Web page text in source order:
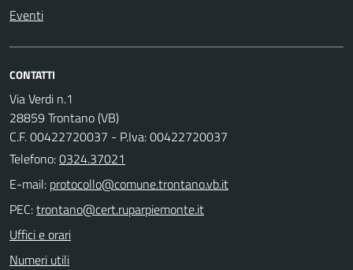
Eventi
CONTATTI
Via Verdi n.1
28859 Trontano (VB)
C.F. 00422720037 - P.Iva: 00422720037
Telefono:0324.37021
E-mail:
PEC:
Uffici e orari
Numeri utili